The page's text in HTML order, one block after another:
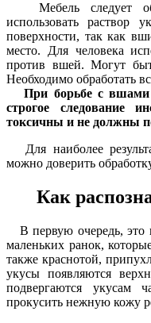
Мебель следует
использовать раствор
поверхности, так как
место. Для человека
против вшей. Могут
Необходимо обработать
При борьбе с вшами
строгое следование
токсичны и не должны
Для наиболее
можно доверить
Как
В первую очередь, это
маленьких ранок,
также краснотой,
укусы появляются
подвергаются укусам
прокусить нежную кожу